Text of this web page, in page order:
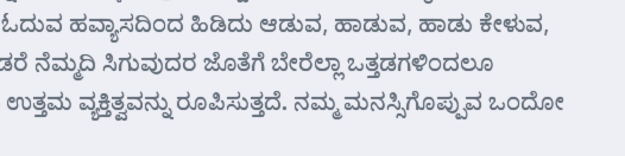
ಹವ್ಯಾಸದಿಂದ ಹಿಡಿದು ಆಡುವ, ಹಾಡುವ, ಹಾಡು ಕೇಳುವ,
ನೆಮ್ಮದಿ ಸಿಗುವುದರ ಜೊತೆಗೆ ಬೇರೆಲ್ಲಾ ಒತ್ತಡಗಳಿಂದಲೂ
ವ್ಯಕ್ತಿತ್ವವನ್ನು ರೂಪಿಸುತ್ತದೆ. ನಮ್ಮ ಮನಸ್ಸಿಗೊಪ್ಪುವ ಒಂದೋ